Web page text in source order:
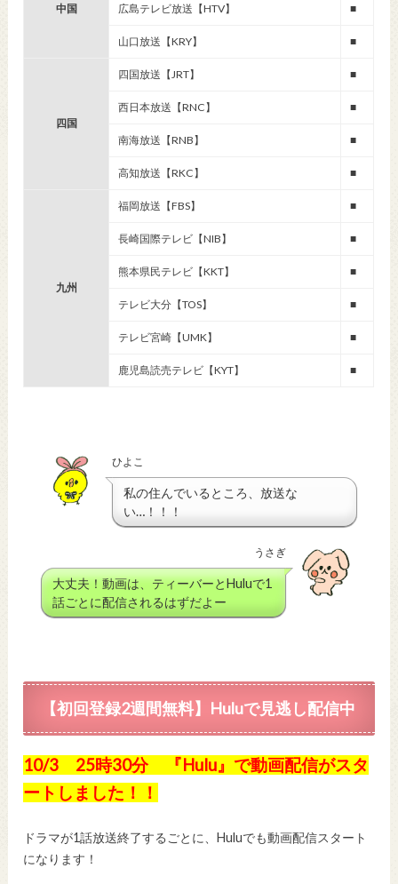
中国 広島テレビ放送【HTV】 ■
山口放送【KRY】 ■
四国
四国放送【JRT】 ■
西日本放送【RNC】 ■
南海放送【RNB】 ■
高知放送【RKC】 ■
九州
福岡放送【FBS】 ■
長崎国際テレビ【NIB】 ■
熊本県民テレビ【KKT】 ■
テレビ大分【TOS】 ■
テレビ宮崎【UMK】 ■
鹿児島読売テレビ【KYT】 ■
ひよこ
私の住んでいるところ、放送な
い…！！！
うさぎ
大丈夫！動画は、ティーバーとHuluで1
話ごとに配信されるはずだよー
【初回登録2週間無料】Huluで見逃し配信中
10/3 25時30分 『Hulu』で動画配信がスタ
ートしました！！
ドラマが1話放送終了するごとに、Huluでも動画配信スタート
になります！